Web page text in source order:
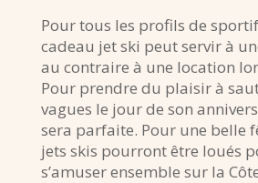
Pour tous les profils de
cadeau jet ski peut servir à
au contraire à une location
Pour prendre du plaisir à
vagues le jour de son
sera parfaite. Pour une belle
jets skis pourront être loués
s’amuser ensemble sur la